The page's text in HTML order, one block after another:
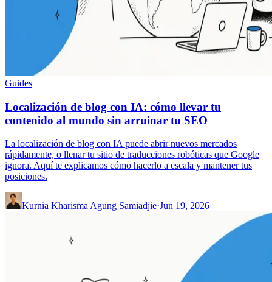
Guides
Localización de blog con IA: cómo llevar tu
contenido al mundo sin arruinar tu SEO
La localización de blog con IA puede abrir nuevos mercados
rápidamente, o llenar tu sitio de traducciones robóticas que Google
ignora. Aquí te explicamos cómo hacerlo a escala y mantener tus
posiciones.
Kurnia Kharisma Agung Samiadjie·Jun 19, 2026